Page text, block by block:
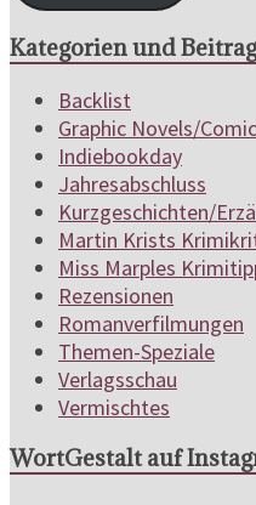
Kategorien und
Backlist
Graphic Novels/
Indiebookday
Jahresabschluss
Kurzgeschichten/
Martin Krists
Miss Marples
Rezensionen
Romanverfilmungen
Themen-Speziale
Verlagsschau
Vermischtes
WortGestalt auf